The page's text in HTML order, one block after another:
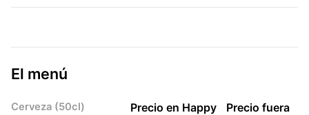
El menú
Cerveza (50cl)
Precio en Happy
Precio fuera